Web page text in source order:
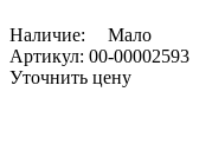
Наличие:
Мало
Артикул: 00-00002593
Уточнить цену